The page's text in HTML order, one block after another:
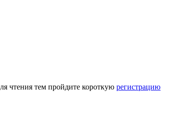
чтения тем пройдите короткую регистрацию